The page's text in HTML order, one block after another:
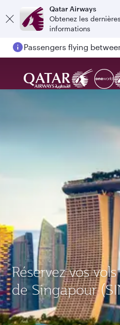
Qatar Airways
Obtenez les dernières
informations
Réservez vos
de Singapour